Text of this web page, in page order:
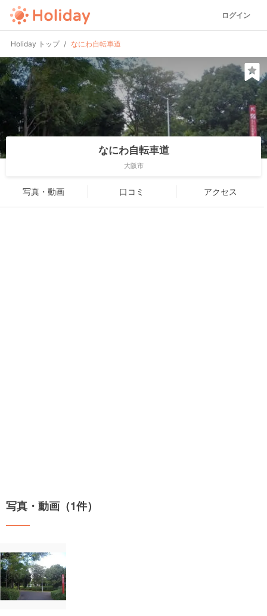
ログイン
Holiday トップ なにわ自転車道
なにわ自転車道
大阪市
写真・動画 口コミ アクセス
写真・動画（1件）